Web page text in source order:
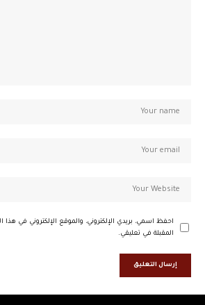
احفظ اسمي، بريدي الإلكتروني، والموقع الإلكتروني في
المقبلة في تعليقي.